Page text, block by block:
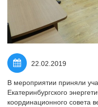
22.02.2019
В мероприятии приняли
Екатеринбургского
координационного